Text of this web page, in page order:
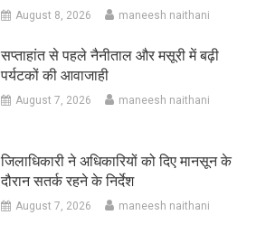
August 8, 2026 maneesh naithani
सप्ताहांत से पहले नैनीताल और मसूरी में बढ़ी
पर्यटकों की आवाजाही
August 7, 2026 maneesh naithani
जिलाधिकारी ने अधिकारियों को दिए मानसून के
दौरान सतर्क रहने के निर्देश
August 7, 2026 maneesh naithani